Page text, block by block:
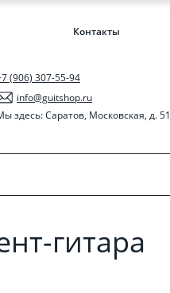
Контакты
(906) 307-55-94
info@guitshop.ru
здесь: Саратов, Московская, д. 51
гитара